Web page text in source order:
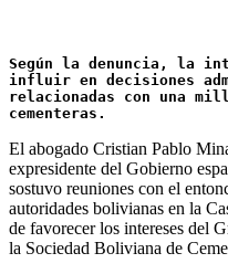
Según la denuncia, la
influir en decisiones
relacionadas con una
cementeras.
El abogado Cristian Pablo
expresidente del Gobierno
sostuvo reuniones con el
autoridades bolivianas en la
de favorecer los intereses del
la Sociedad Boliviana de